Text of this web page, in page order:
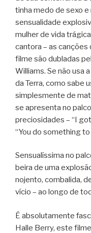
tinha medo de sexo
sensualidade
mulher de vida
cantora – as
filme são dubladas
Williams. Se não usa
da Terra, como sabe
simplesmente de
se apresenta no
preciosidades – “I
“You do something
Sensualíssima no
beira de uma
nojento, combalida,
vício – ao longo de
É absolutamente
Halle Berry, este